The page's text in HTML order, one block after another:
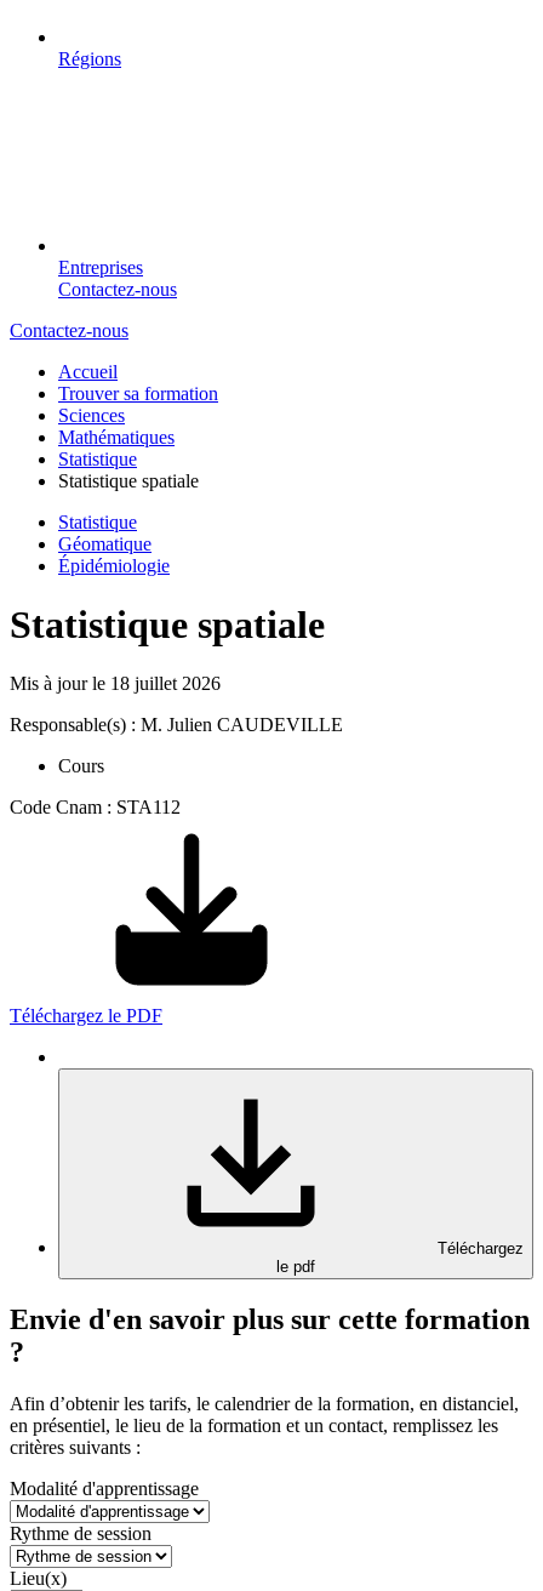
Régions
Entreprises
Contactez-nous
Contactez-nous
Accueil
Trouver sa formation
Sciences
Mathématiques
Statistique
Statistique spatiale
Statistique
Géomatique
Épidémiologie
Statistique spatiale
Mis à jour le 18 juillet 2026
Responsable(s) : M. Julien CAUDEVILLE
Cours
Code Cnam : STA112
Téléchargez le PDF
Téléchargez
le pdf
Envie d'en savoir plus sur cette formation
?
Afin d’obtenir les tarifs, le calendrier de la formation, en distanciel,
en présentiel, le lieu de la formation et un contact, remplissez les
critères suivants :
Modalité d'apprentissage
Rythme de session
Lieu(x)